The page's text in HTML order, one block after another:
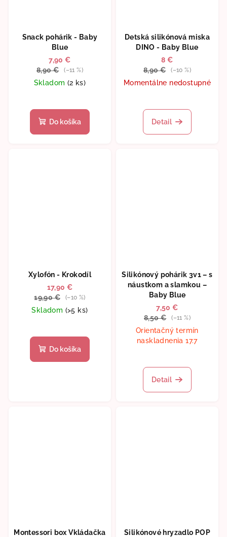
Snack pohárik - Baby
Blue
7,90 €
8,90 €
(–11 %)
Skladom (2 ks)
hodnotenie
produktu
Do košíka
Detská silikónová miska
DINO - Baby Blue
8 €
8,90 €
(–10 %)
Momentálne nedostupné
Detail
Xylofón - Krokodíl
17,90 €
19,90 €
(–10 %)
Skladom (>5 ks)
Do košíka
Silikónový pohárik 3v1 – s
náustkom a slamkou –
Baby Blue
7,50 €
8,50 €
(–11 %)
Orientačný termín
naskladnenia 17.7
Detail
Montessori box Vkládačka
Silikónové hryzadlo POP